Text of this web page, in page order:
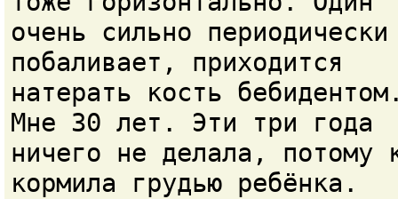
очень сильно периодически
побаливает, приходится
натерать кость
Мне 30 лет. Эти три года
ничего не делала, потому
кормила грудью ребёнка.